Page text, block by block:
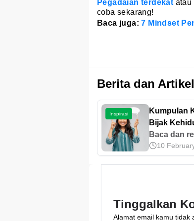
Pegadaian terdekat
coba sekarang!
Baca juga:7 Mindset
Berita dan
Inspirasi
Kumpulan
Bijak
Penuh
Baca dan
kumpulan
kehidupan
sampai
10
Tinggalkan
Alamat email kamu tidak